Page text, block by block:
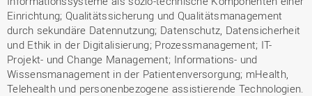
Einrichtung; Qualitätssicherung und Qualitätsmanagement
durch sekundäre Datennutzung; Datenschutz, Datensicherheit
und Ethik in der Digitalisierung; Prozessmanagement; IT-
Projekt- und Change Management; Informations- und
Wissensmanagement in der Patientenversorgung; mHealth,
Telehealth und personenbezogene assistierende Technologien.